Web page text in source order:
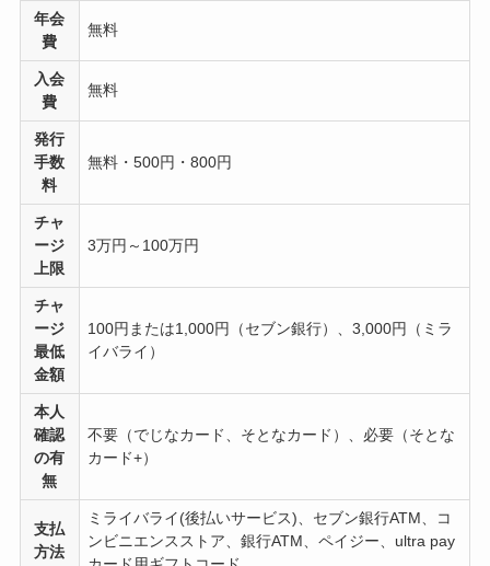
年会
費
無料
入会
費
無料
発行
手数
料
無料・500円・800円
チャ
ージ
上限
3万円～100万円
チャ
ージ
最低
金額
100円または1,000円（セブン銀行）、3,000円（ミラ
イバライ）
本人
確認
の有
無
不要（でじなカード、そとなカード）、必要（そとな
カード+）
支払
方法
ミライバライ(後払いサービス)、セブン銀行ATM、コ
ンビニエンスストア、銀行ATM、ペイジー、ultra pay